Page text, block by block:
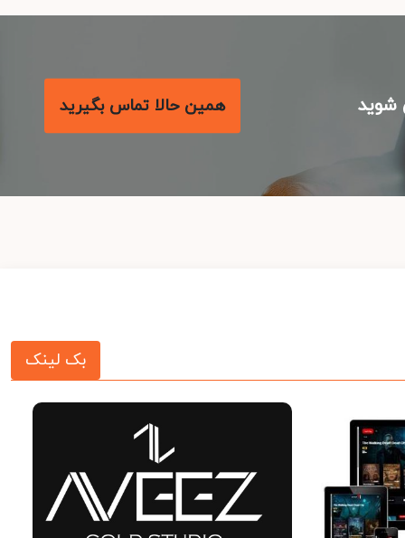
همین حالا تماس بگیرید
بک لینک